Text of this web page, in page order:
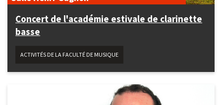
Concert de l'académie estivale de clarinette
basse
ACTIVITÉS DE LA FACULTÉ DE MUSIQUE